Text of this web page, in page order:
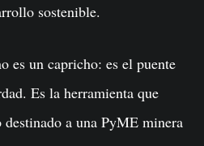
sostenible.
es un capricho: es el puente
Es la herramienta que
destinado a una PyME minera